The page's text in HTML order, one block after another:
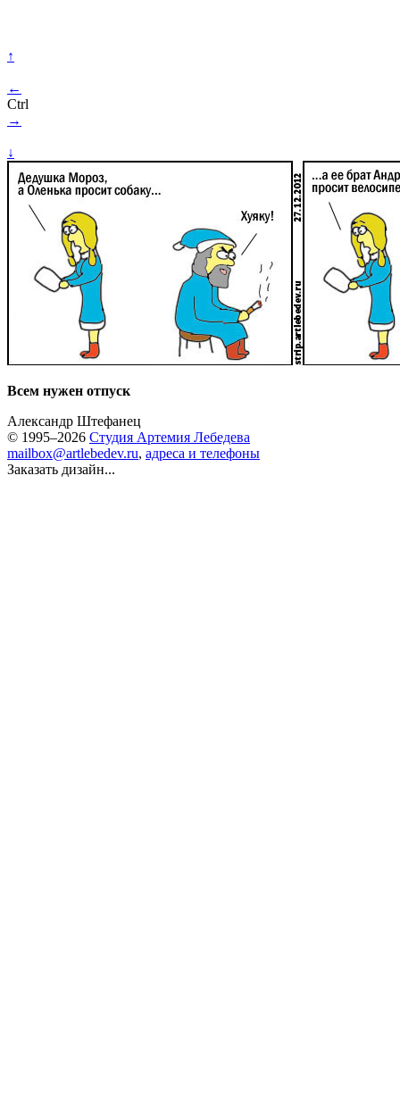
↑
←
Ctrl
→
↓
Всем нужен отпуск
Александр Штефанец
© 1995–2026 Студия Артемия Лебедева
mailbox@artlebedev.ru, адреса и телефоны
Заказать дизайн...